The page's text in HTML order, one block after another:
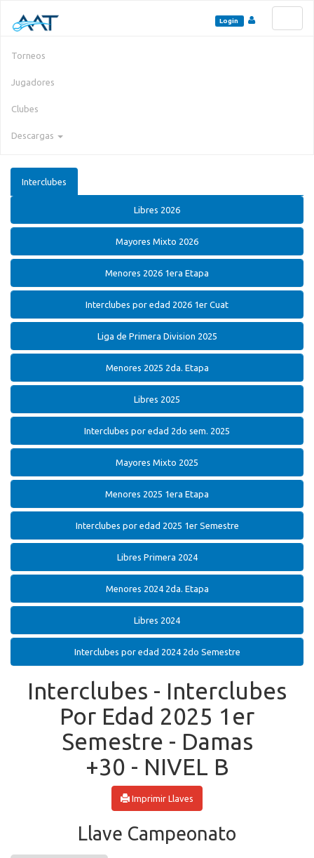
Torneos
Jugadores
Clubes
Descargas
Login
Interclubes
Libres 2026
Mayores Mixto 2026
Menores 2026 1era Etapa
Interclubes por edad 2026 1er Cuat
Liga de Primera Division 2025
Menores 2025 2da. Etapa
Libres 2025
Interclubes por edad 2do sem. 2025
Mayores Mixto 2025
Menores 2025 1era Etapa
Interclubes por edad 2025 1er Semestre
Libres Primera 2024
Menores 2024 2da. Etapa
Libres 2024
Interclubes por edad 2024 2do Semestre
Interclubes - Interclubes
Por Edad 2025 1er
Semestre - Damas
+30 - NIVEL B
Imprimir Llaves
Llave Campeonato